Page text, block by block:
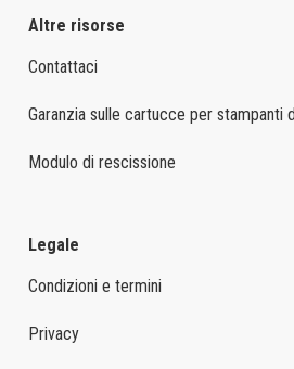
Altre risorse
Contattaci
Garanzia sulle cartucce per stampanti
Modulo di rescissione
Legale
Condizioni e termini
Privacy